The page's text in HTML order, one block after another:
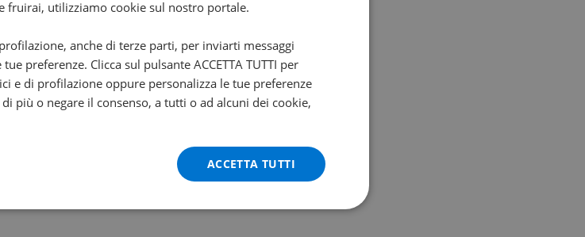
Regime
fruirai, utilizziamo cookie sul nostro portale.
anche di terze parti, per inviarti messaggi
preferenze. Clicca sul pulsante ACCETTA TUTTI per
e di profilazione oppure personalizza le tue preferenze
più o negare il consenso, a tutti o ad alcuni dei cookie,
ACCETTA TUTTI